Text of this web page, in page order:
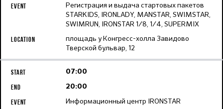
Регистрация и выдача стартовых пакетов
STARKIDS, IRONLADY, MANSTAR, SWIMSTAR,
SWIMRUN, IRONSTAR 1/8, 1/4, SUPERMIX
площадь у Конгресс-холла Завидово
Тверской бульвар, 12
07:00
20:00
Информационный центр IRONSTAR